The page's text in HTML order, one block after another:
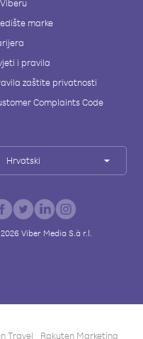
marke
i pravila
zaštite privatnosti
Complaints Code
Hrvatski
2026Viber Media S.à r.l.
Travel Rakuten Marketing